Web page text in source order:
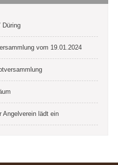
Düring
vom 19.01.2024
Angelverein lädt ein